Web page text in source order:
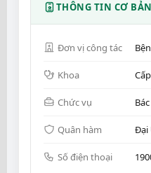
THÔNG TIN CƠ BẢN
Đơn vị công tác
Khoa
Chức vụ
Quân hàm Đại
Số điện thoại